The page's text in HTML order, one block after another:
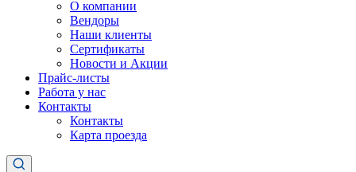
О компании
Вендоры
Наши клиенты
Сертификаты
Новости и Акции
Прайс-листы
Работа у нас
Контакты
Контакты
Карта проезда